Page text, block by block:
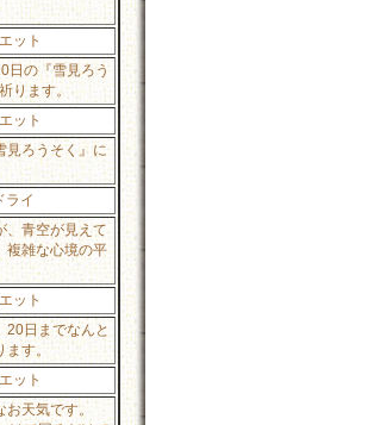
ット
日の『雪見ろう
ります。
ット
見ろうそく』に
ライ
、青空が見えて
複雑な心境の平
ット
20日までなんと
す。
ット
天気です。